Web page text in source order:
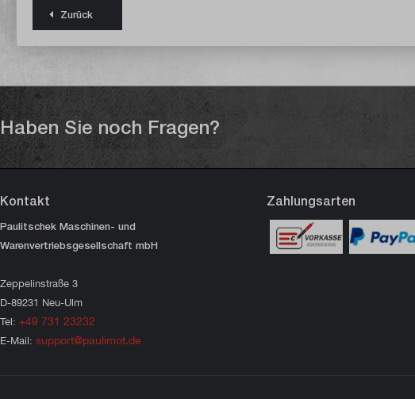
Zurück
Haben Sie noch Fragen?
Kontakt
Paulitschek Maschinen- und
Warenvertriebsgesellschaft mbH
Zeppelinstraße 3
D-89231 Neu-Ulm
Tel: +49 731 23232
E-Mail: support@paulimot.de
Zahlungsarten